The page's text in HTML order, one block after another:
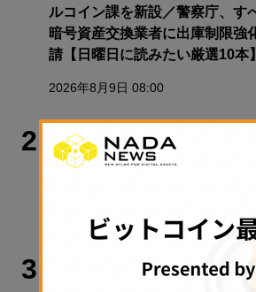
ルコイン課を新設／警察庁、す
暗号資産交換業者に出庫制限強
請【日曜日に読みたい厳選10本】
2026年8月9日 08:00
2
Bybit、2200億円流出事件で北朝
2026年8月10日 10:22
3